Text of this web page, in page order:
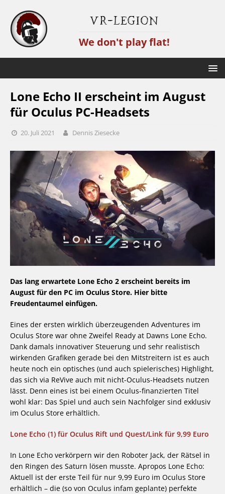
VR-Legion
We don't play flat!
Lone Echo II erscheint im August
für Oculus PC-Headsets
20. Juli 2021 Dennis Ziesecke
Das lang erwartete Lone Echo 2 erscheint bereits im
August für den PC im Oculus Store. Hier bitte
Freudentaumel einfügen.
Eines der ersten wirklich überzeugenden Adventures im
Oculus Store war ohne Zweifel Ready at Dawns Lone Echo.
Dank damals innovativer Steuerung und sehr realistisch
wirkenden Grafiken gerade bei den Mitstreitern ist es auch
heute noch ein optisches (und auch spielerisches) Highlight,
das sich via ReVive auch mit nicht-Oculus-Headsets nutzen
lässt. Denn eines ist bei einem Oculus-finanzierten Titel
wohl klar: Das Spiel und auch sein Nachfolger sind exklusiv
im Oculus Store erhältlich.
Lone Echo (1) für Oculus Rift und Quest/Link für 9,99 Euro
In Lone Echo verkörpern wir den Roboter Jack, der Rätsel in
den Ringen des Saturn lösen musste. Apropos Lone Echo:
Aktuell ist der erste Teil für nur 9,99 Euro im Oculus Store
erhältlich – die (so von Oculus infam geplante) perfekte